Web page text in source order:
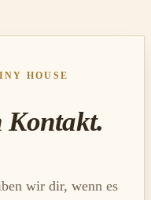
HOUSE
wir dir, wenn es